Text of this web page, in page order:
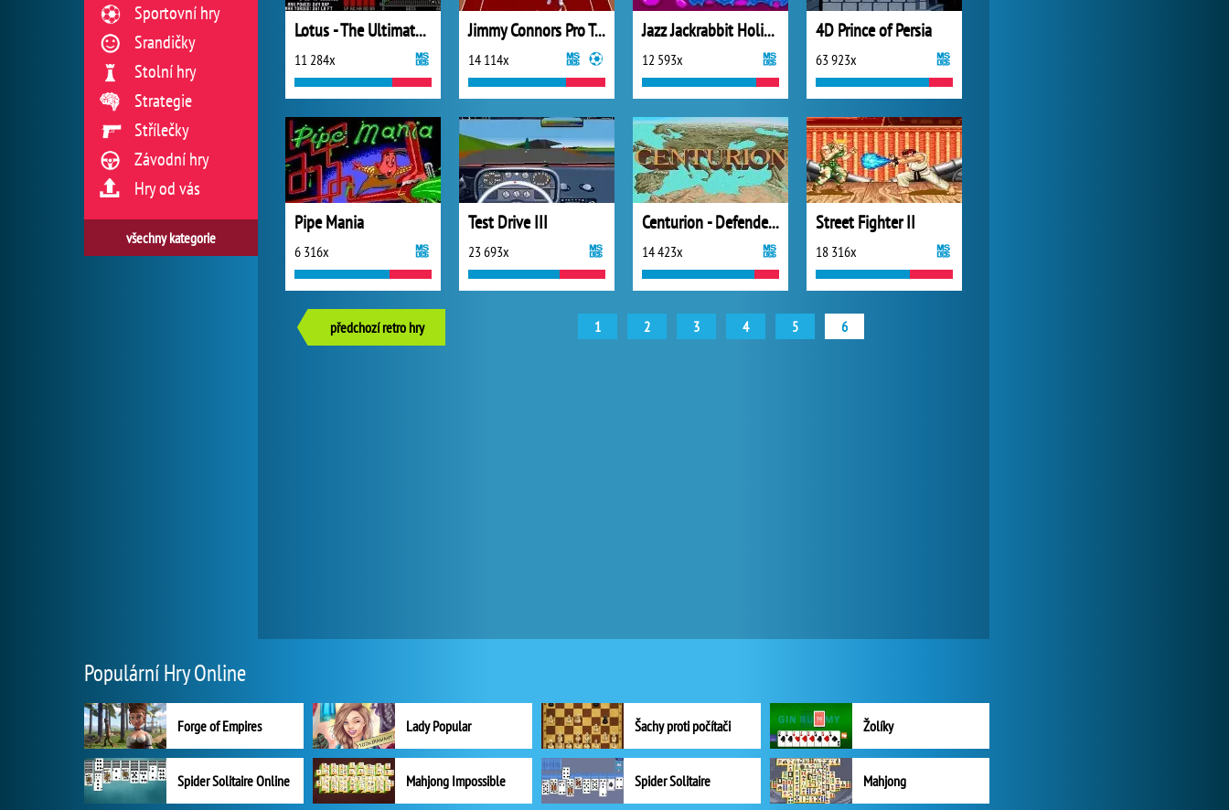
Lotus - The Ultimate Challenge
11 284x
Jimmy Connors Pro Tennis Tour
14 114x
Jazz Jackrabbit Holiday Hare
12 593x
4D Prince of Persia
63 923x
Pipe Mania
6 316x
Test Drive III
23 693x
Centurion - Defender of Rome
14 423x
Street Fighter II
18 316x
předchozí retro hry 1 2 3 4 5 6
Sportovní hry
Srandičky
Stolní hry
Strategie
Střílečky
Závodní hry
Hry od vás
všechny kategorie
Populární Hry Online
Forge of Empires Lady Popular Šachy proti počítači Žolíky
Spider Solitaire Online Mahjong Impossible Spider Solitaire Mahjong